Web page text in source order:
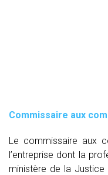
Commissaire aux
Le commissaire aux
l’entreprise dont la
ministère de la Justice